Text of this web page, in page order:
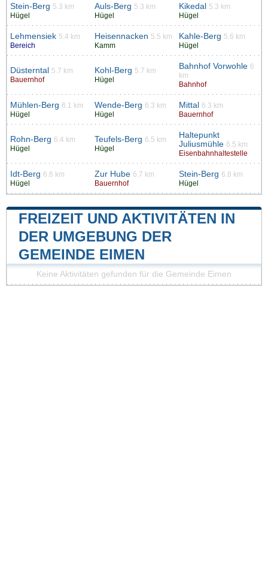
Stein-Berg 5.3 km
Hügel
Auls-Berg 5.3 km
Hügel
Kikedal
5.3 km
Hügel
Lehmensiek 5.4 km
Bereich
Heisennacken 5.5 km
Kamm
Kahle-Berg 5.6 km
Hügel
Düsterntal
5.7 km
Bauernhof
Kohl-Berg 5.7 km
Hügel
Bahnhof Vorwohle 6
km
Bahnhof
Mühlen-Berg 6.1 km
Hügel
Wende-Berg 6.3 km
Hügel
Mittal
6.3 km
Bauernhof
Rohn-Berg 6.4 km
Hügel
Teufels-Berg 6.5 km
Hügel
Haltepunkt
Juliusmühle 6.5 km
Eisenbahnhaltestelle
Idt-Berg 6.6 km
Hügel
Zur Hube 6.7 km
Bauernhof
Stein-Berg 6.8 km
Hügel
FREIZEIT UND AKTIVITÄTEN IN
DER UMGEBUNG DER
GEMEINDE EIMEN
Keine Aktivitäten gefunden für die Gemeinde Eimen